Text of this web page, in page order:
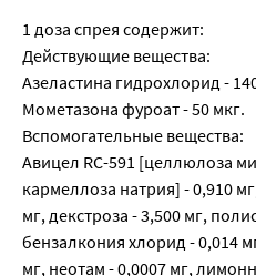
1 доза спрея содержит:
Действующие вещества:
Азеластина гидрохлорид -
Мометазона фуроат - 50 мкг.
Вспомогательные вещества:
Авицел RC-591 [целлюлоза
кармеллоза натрия] - 0,910
мг, декстроза - 3,500 мг,
бензалкония хлорид - 0,014
мг, неотам - 0,0007 мг,